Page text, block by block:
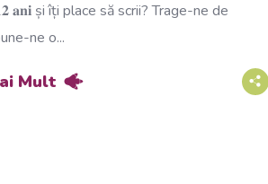
𝐚𝐧𝐢 și îți place să scrii? Trage-ne de
ne o...
Mult